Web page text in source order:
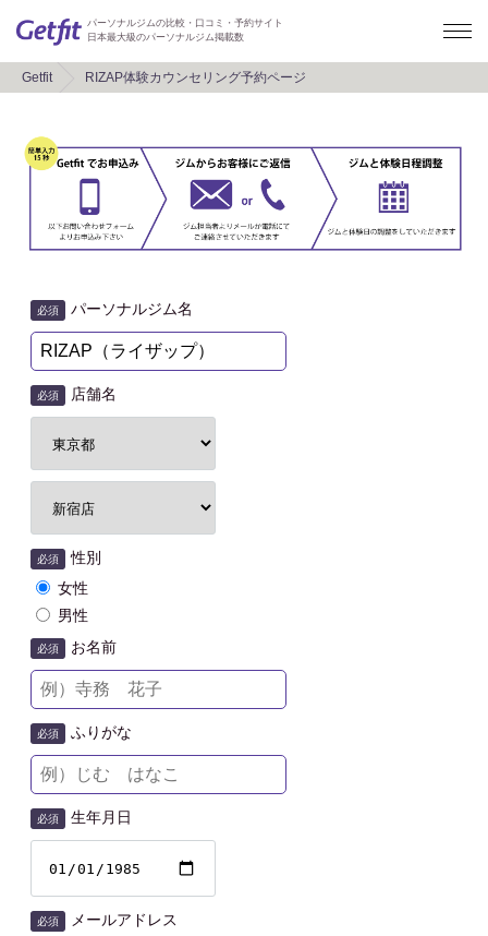
パーソナルジムの比較・口コミ・予約サイト
日本最大級のパーソナルジム掲載数
Getfit RIZAP体験カウンセリング予約ページ
必須 パーソナルジム名
必須 店舗名
必須
性別
女性
男性
必須 お名前
必須 ふりがな
必須 生年月日
必須 メールアドレス